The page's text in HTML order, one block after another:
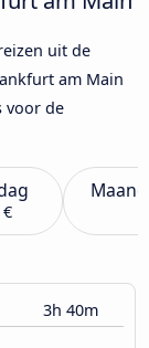
uit de
am Main
voor de
€
3h 40m